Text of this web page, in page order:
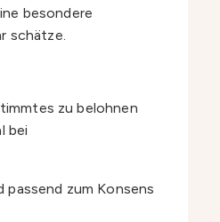
besondere
schätze.
zu belohnen
bei
zum Konsens